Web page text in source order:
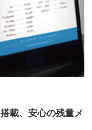
載、安心の残量メ